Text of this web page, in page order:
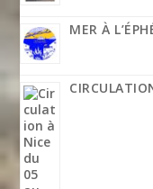
MER À